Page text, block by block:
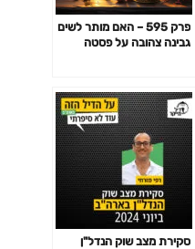
פרק 595 – האם מותר לשים
גבינה צהובה על פסטה
סקירת מצב שוק הנדל"ן